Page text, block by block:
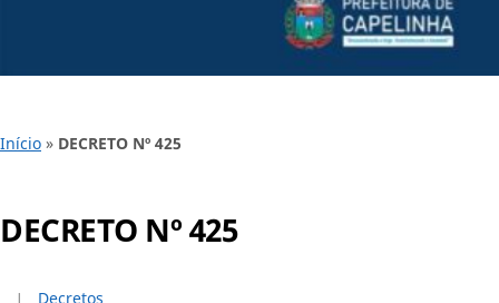
Início » DECRETO Nº 425
DECRETO Nº 425
Decretos